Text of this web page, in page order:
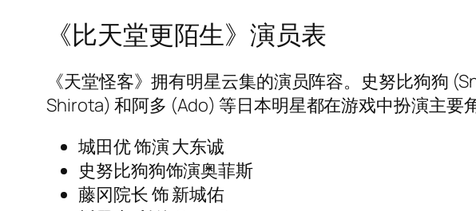
《比天堂更陌生》演员表
《天堂怪客》拥有明星云集的演员阵容。史努比狗狗
Shirota) 和阿多 (Ado) 等日本明星都在游戏中扮演主要
城田优 饰演 大东诚
史努比狗狗饰演奥菲斯
藤冈院长 饰 新城佑